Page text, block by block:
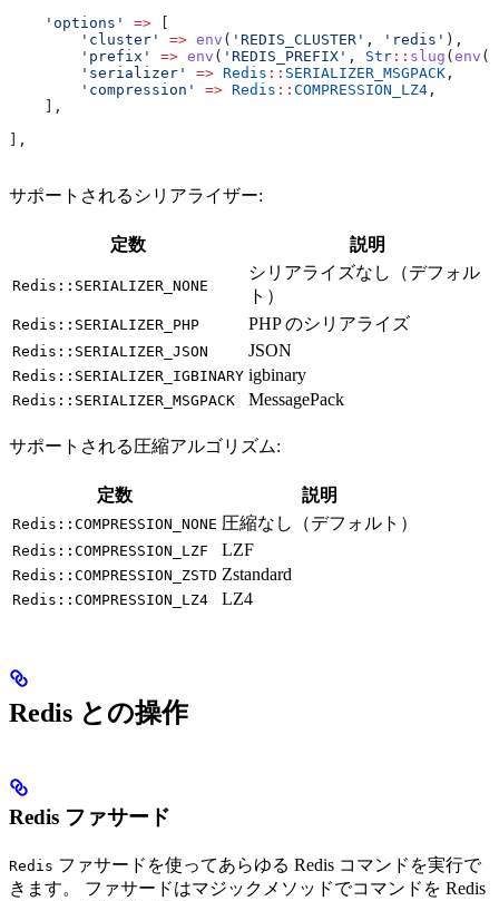
    'options'
=>
        'cluster'
=> env ( 'REDIS_CLUSTER' , 'redis' ),
        'prefix'
=> env ( 'REDIS_PREFIX' , Str :: slug ( env (
        'serializer'
=> Redis :: SERIALIZER_MSGPACK ,
        'compression'
=> Redis :: COMPRESSION_LZ4 ,
    ],
],
サポートされるシリアライザー:
定数 説明
Redis::SERIALIZER_NONE
シリアライズなし（デフォル
ト）
Redis::SERIALIZER_PHP PHP のシリアライズ
Redis::SERIALIZER_JSON JSON
Redis::SERIALIZER_IGBINARY igbinary
Redis::SERIALIZER_MSGPACK MessagePack
サポートされる圧縮アルゴリズム:
定数 説明
Redis::COMPRESSION_NONE 圧縮なし（デフォルト）
Redis::COMPRESSION_LZF LZF
Redis::COMPRESSION_ZSTD Zstandard
Redis::COMPRESSION_LZ4 LZ4
Redis との操作
Redis ファサード
Redis ファサードを使ってあらゆる Redis コマンドを実行で
きます。 ファサードはマジックメソッドでコマンドを Redis